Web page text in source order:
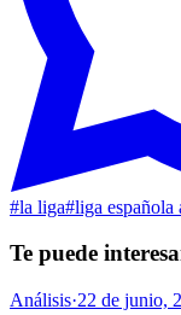
#la liga#liga española
Te puede
Análisis·22 de junio,